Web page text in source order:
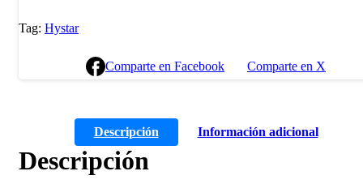
Tag: Hystar
Comparte en Facebook Comparte en X
Descripción Información adicional
Descripción